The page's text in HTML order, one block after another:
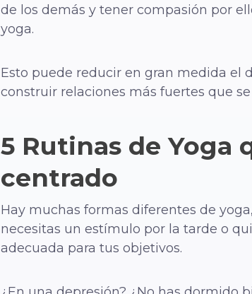
de los demás y tener compasión por
yoga.
Esto puede reducir en gran medida el
construir relaciones más fuertes que
5 Rutinas de Yoga
centrado
Hay muchas formas diferentes de
necesitas un estímulo por la tarde o
adecuada para tus objetivos.